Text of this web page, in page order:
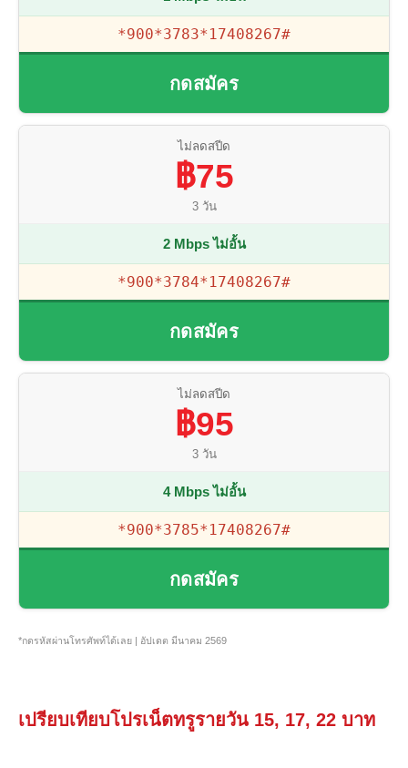
*900*3783*17408267#
กดสมัคร
ไม่ลดสปีด
฿75
3 วัน
2 Mbps ไม่อั้น
*900*3784*17408267#
กดสมัคร
ไม่ลดสปีด
฿95
3 วัน
4 Mbps ไม่อั้น
*900*3785*17408267#
กดสมัคร
*กดรหัสผ่านโทรศัพท์ได้เลย | อัปเดต มีนาคม 2569
เปรียบเทียบโปรเน็ตทรูรายวัน 15, 17, 22 บาท